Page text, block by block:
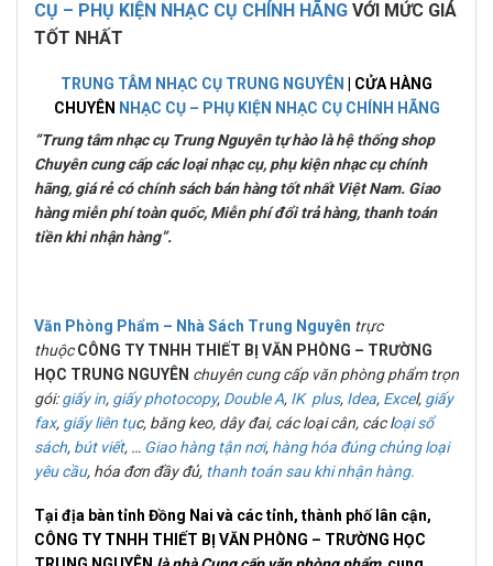
CỤ – PHỤ KIỆN NHẠC CỤ CHÍNH HÃNG VỚI MỨC GIÁ
TỐT NHẤT
TRUNG TÂM NHẠC CỤ TRUNG NGUYÊN
| CỬA HÀNG
CHUYÊN NHẠC CỤ – PHỤ KIỆN NHẠC CỤ CHÍNH HÃNG
“Trung tâm nhạc cụ Trung Nguyên tự hào là hệ thống shop
Chuyên cung cấp các loại nhạc cụ, phụ kiện nhạc cụ chính
hãng, giá rẻ có chính sách bán hàng tốt nhất Việt Nam. Giao
hàng miễn phí toàn quốc, Miễn phí đổi trả hàng, thanh toán
tiền khi nhận hàng”.
Văn Phòng Phẩm – Nhà Sách Trung Nguyên trực
thuộcCÔNG TY TNHH THIẾT BỊ VĂN PHÒNG – TRƯỜNG
HỌC TRUNG NGUYÊN chuyên cung cấp văn phòng phẩm trọn
gói:giấy in, giấy photocopy, Double A, IK plus, Idea, Excel, giấy
fax, giấy liên tục, băng keo, dây đai, các loại cân, các loại sổ
sách, bút viết, … Giao hàng tận nơi, hàng hóa đúng chủng loại
yêu cầu, hóa đơn đầy đủ, thanh toán sau khi nhận hàng.
Tại địa bàn tỉnh Đồng Nai và các tỉnh, thành phố lân cận,
CÔNG TY TNHH THIẾT BỊ VĂN PHÒNG – TRƯỜNG HỌC